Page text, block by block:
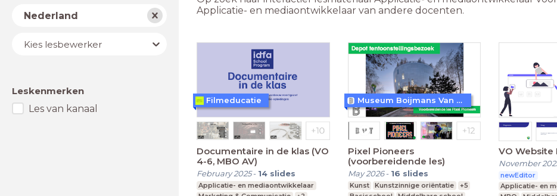
LandNederland
Lesbewerker
Kies lesbewerker
Leskenmerken
Les van kanaal
Applicatie- en mediaontwikkelaar van andere docenten.
Documentaire in de klas (VO
4-6, MBO AV)
February 2025- 14 slides
Applicatie- en mediaontwikkelaar
Filmeducatie
Pixel Pioneers
(voorbereidende les)
May 2026- 16 slides
Kunst Kunstzinnige oriëntatie
+5
Museum Boijmans Van Beuningen
VO Website
November
newEditor
Applicatie- en